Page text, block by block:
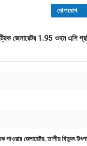
যোগাযোগ
জেনারেটর 1.95 ওহম এসি
পাওয়ার জেনারেটর,তাপীয় বিদ্যুৎ